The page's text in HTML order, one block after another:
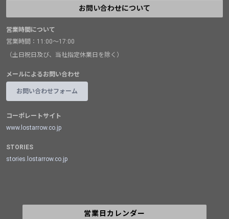
お問い合わせについて
営業時間について
営業時間：11:00～17:00
（土日祝日及び、当社指定休業日を除く）
メールによるお問い合わせ
お問い合わせフォーム
コーポレートサイト
www.lostarrow.co.jp
STORIES
stories.lostarrow.co.jp
営業日カレンダー